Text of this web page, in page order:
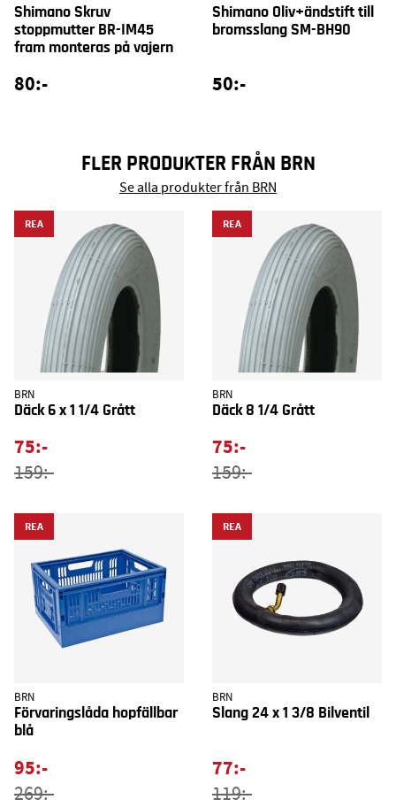
Shimano Skruv
stoppmutter BR-IM45
fram monteras på vajern
80:-
Shimano Oliv+ändstift till
bromsslang SM-BH90
50:-
FLER PRODUKTER FRÅN BRN
Se alla produkter från BRN
REA
BRN
Däck 6 x 1 1/4 Grått
75:-
159:-
REA
BRN
Däck 8 1/4 Grått
75:-
159:-
REA
BRN
Förvaringslåda hopfällbar
blå
95:-
269:-
REA
BRN
Slang 24 x 1 3/8 Bilventil
77:-
119:-